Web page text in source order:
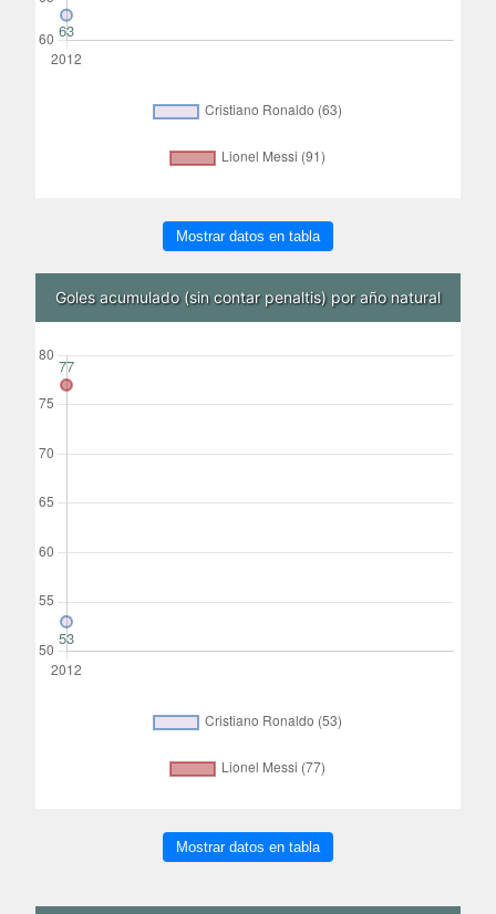
Mostrar datos en tabla
Goles acumulado (sin contar penaltis) por año natural
Mostrar datos en tabla